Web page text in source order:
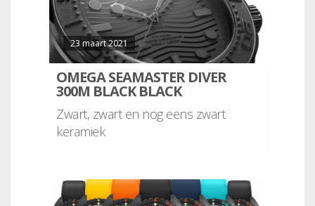
23 maart 2021
OMEGA SEAMASTER DIVER
300M BLACK BLACK
Zwart, zwart en nog eens zwart
keramiek